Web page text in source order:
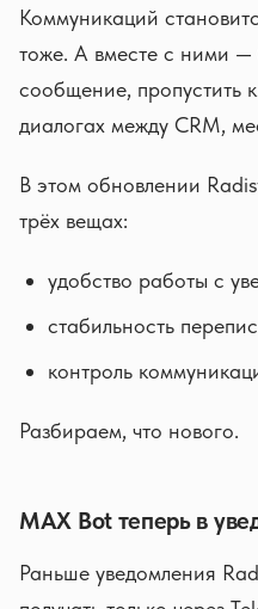
Коммуникаций
тоже. А вместе с ними —
сообщение, пропустить
диалогах между CRM,
В этом обновлении
трёх вещах:
удобство работы с
стабильность
контроль
Разбираем, что нового.
MAX Bot теперь в
Раньше уведомления